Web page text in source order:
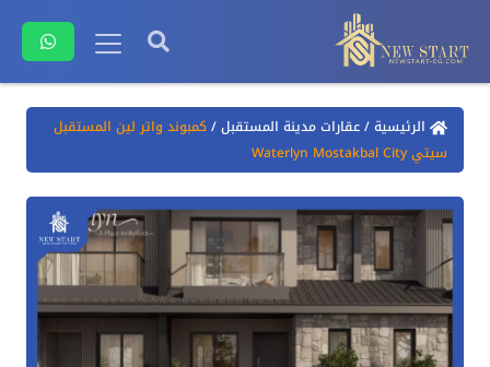
الرئيسية/عقارات مدينة المستقبل/كمبوند واتر لين المستقبل
سيتي Waterlyn Mostakbal City